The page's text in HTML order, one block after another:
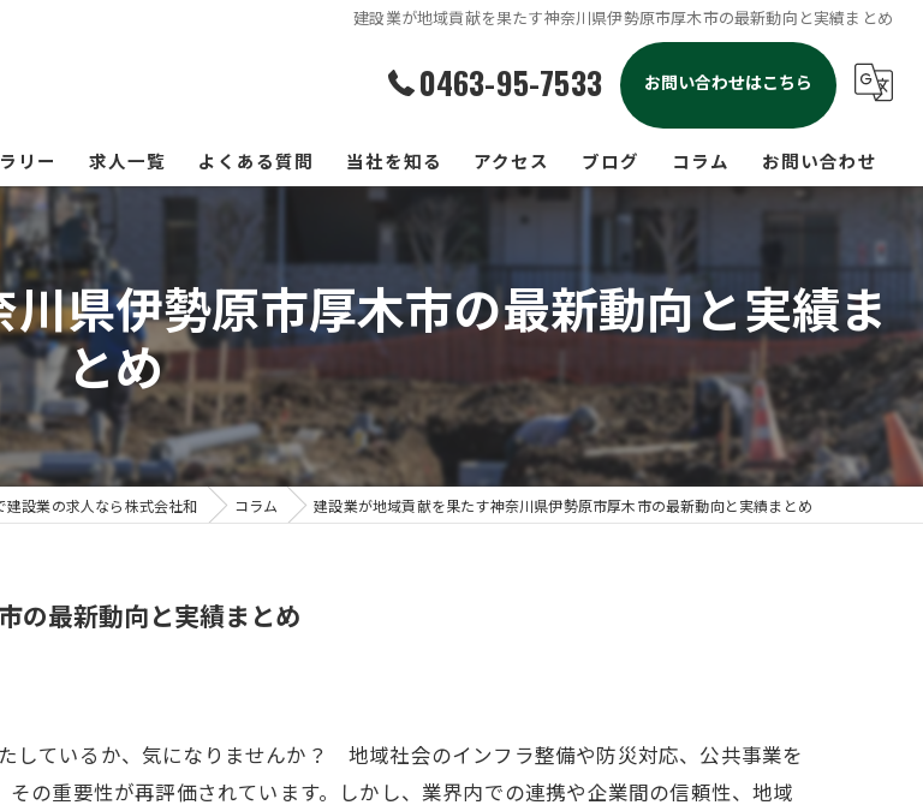
建設業が地域貢献を果たす神奈川県伊勢原市厚木市の最新動向と実績まとめ
0463-95-7533 お問い合わせはこちら
リー 求人一覧 よくある質問 当社を知る
週休二日
雑工事
求人
未経験
アクセス ブログ コラム お問い合わせ
県伊勢原市厚木市の最新動向と実績ま
とめ
建設業の求人なら株式会社和 コラム 建設業が地域貢献を果たす神奈川県伊勢原市厚木市の最新動向と実績まとめ
の最新動向と実績まとめ
しているか、気になりませんか？ 地域社会のインフラ整備や防災対応、公共事業を
の重要性が再評価されています。しかし、業界内での連携や企業間の信頼性、地域